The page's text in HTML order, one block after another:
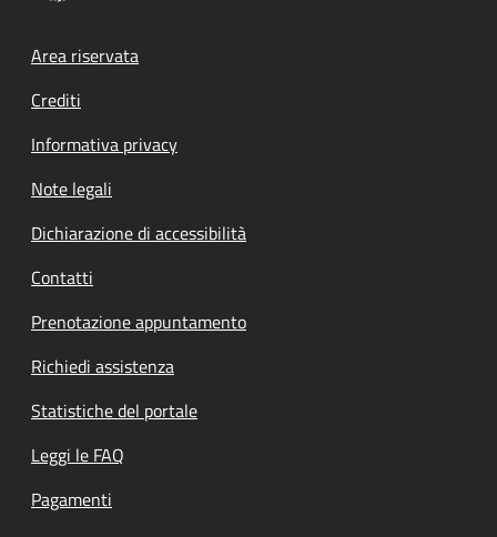
Footer menu
Area riservata
Crediti
Informativa privacy
Note legali
Dichiarazione di accessibilità
Contatti
Prenotazione appuntamento
Richiedi assistenza
Statistiche del portale
Leggi le FAQ
Pagamenti